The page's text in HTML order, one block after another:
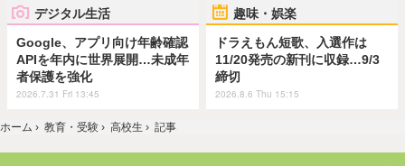
デジタル生活
Google、アプリ向け年齢確認
APIを年内に世界展開…未成年
者保護を強化
2026.7.31 Fri 13:45
趣味・娯楽
ドラえもん短歌、入選作は
11/20発売の新刊に収録…9/3
締切
2026.8.6 Thu 15:15
ホーム › 教育・受験 › 高校生 › 記事